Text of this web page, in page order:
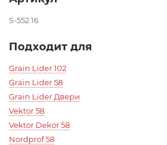
S-552.16
Подходит для
Grain Lider 102
Grain Lider 58
Grain Lider Двери
Vektor 58
Vektor Dekor 58
Nordprof 58